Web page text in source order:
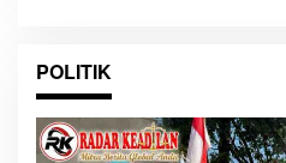
POLITIK